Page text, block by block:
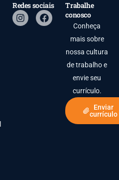
Redes sociais
Trabalhe
conosco
Conheça
mais sobre
nossa cultura
de trabalho e
envie seu
currículo.
Enviar
currículo